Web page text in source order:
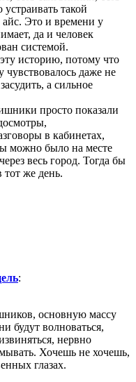
такой
Это и времени у
да и человек
системой.
историю, потому что
чувствовалось даже не
а сильное
просто показали
в кабинетах,
можно было на месте
весь город. Тогда бы
тот же день.
:
основную массу
будут волноваться,
нервно
Хочешь не хочешь,
глазах.